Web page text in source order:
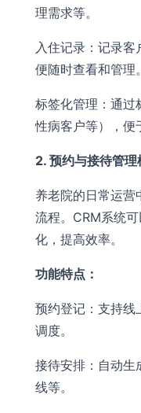
理需求等。
入住记录：记录
便随时查看和管理。
标签化管理：通过
性病客户等），便
2. 预约与接待管理
养老院的日常运营
流程。CRM系统
化，提高效率。
功能特点：
预约登记：支持线
调度。
接待安排：自动生
线等。